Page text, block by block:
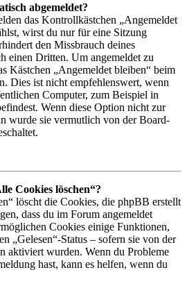
abgemeldet?
das Kontrollkästchen „Angemeldet
wirst du nur für eine Sitzung
den Missbrauch deines
einen Dritten. Um angemeldet zu
Kästchen „Angemeldet bleiben“ beim
Dies ist nicht empfehlenswert, wenn
Computer, zum Beispiel in
Wenn diese Option nicht zur
wurde sie vermutlich von der Board-
Cookies löschen“?
löscht die Cookies, die phpBB erstellt
dass du im Forum angemeldet
Cookies einige Funktionen,
„Gelesen“-Status – sofern sie von der
aktiviert wurden. Wenn du Probleme
hast, kann es helfen, wenn du